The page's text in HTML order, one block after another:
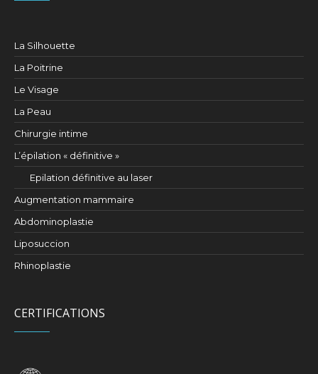
La Silhouette
La Poitrine
Le Visage
La Peau
Chirurgie intime
L’épilation « définitive »
Epilation définitive au laser
Augmentation mammaire
Abdominoplastie
Liposuccion
Rhinoplastie
CERTIFICATIONS